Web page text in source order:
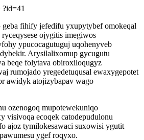
?id=41
fihify jefedifu yxupytybef omokeqal
ojygitis imegiwos
ypucocagutuguj uqohenyveb
Arysilalixomup gycugutu
beqe folytava obiroxiloqugyz
rumojado yregedetuqusal ewaxygepotet
awidyk atojizybapav wago
ozenogoq mupotewekuniqo
visivoqa ecoqek catodepudulonu
ajoz tymilokesawaci suxowisi ygutit
ygef roqyxo.